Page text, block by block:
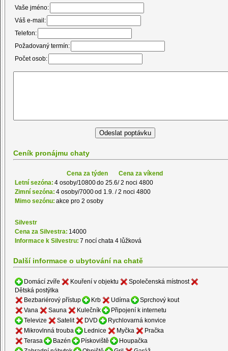
Vaše jméno:
Váš e-mail:
Telefon:
Požadovaný termín:
Počet osob:
Ceník pronájmu chaty
Cena za týden
Cena za víkend
Letní sezóna: 4 osoby/10800do 25.6/ 2 noci 4800
Zimní sezóna: 4 osoby/7000od 1.9. / 2 noci 4800
Mimo sezónu: akce pro 2 osoby
Silvestr
Cena za Silvestra: 14000
Informace k Silvestru: 7 nocí chata 4 lůžková
Další informace o ubytování na chatě
Domácí zvíře Kouření v objektu
Společenská místnost
Dětská postýlka
Bezbariérový přístup
Krb Udírna
Sprchový kout
Vana
Sauna Kulečník
Připojení k internetu
Televize
Satelit DVD
Rychlovarná konvice
Mikrovlnná trouba
Lednice Myčka
Pračka
Terasa
Bazén Pískoviště
Houpačka